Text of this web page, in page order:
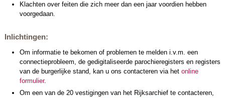
Klachten over feiten die zich meer dan een jaar voordien hebben
voorgedaan.
Inlichtingen:
Om informatie te bekomen of problemen te melden i.v.m. een
connectieprobleem, de gedigitaliseerde parochieregisters en registers
van de burgerlijke stand, kan u ons contacteren via het online
formulier.
Om een van de 20 vestigingen van het Rijksarchief te contacteren,